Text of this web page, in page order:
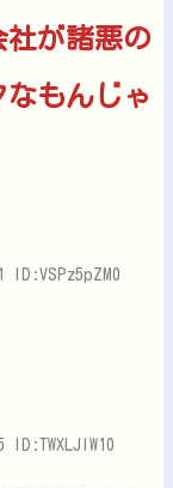
が諸悪の
もんじゃ